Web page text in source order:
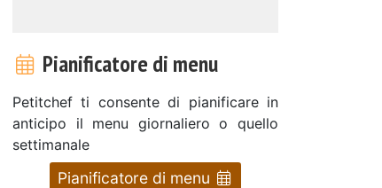
Pianificatore di menu
Petitchef ti consente di pianificare in
anticipo il menu giornaliero o quello
settimanale
Pianificatore di menu